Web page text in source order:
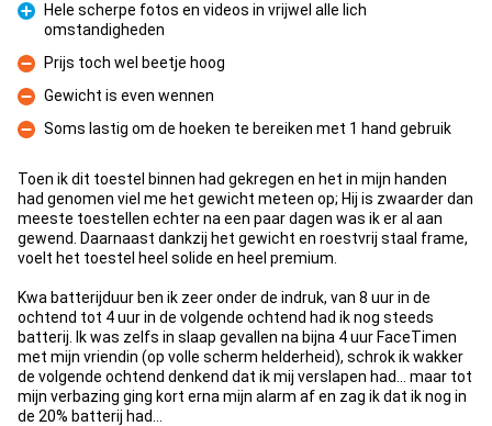
Fordel
Hele scherpe fotos en videos in vrijwel alle lich
omstandigheden
Ulempe
Prijs toch wel beetje hoog
Ulempe
Gewicht is even wennen
Ulempe
Soms lastig om de hoeken te bereiken met 1 hand gebruik
Toen ik dit toestel binnen had gekregen en het in mijn handen
had genomen viel me het gewicht meteen op; Hij is zwaarder dan
meeste toestellen echter na een paar dagen was ik er al aan
gewend. Daarnaast dankzij het gewicht en roestvrij staal frame,
voelt het toestel heel solide en heel premium.
Kwa batterijduur ben ik zeer onder de indruk, van 8 uur in de
ochtend tot 4 uur in de volgende ochtend had ik nog steeds
batterij. Ik was zelfs in slaap gevallen na bijna 4 uur FaceTimen
met mijn vriendin (op volle scherm helderheid), schrok ik wakker
de volgende ochtend denkend dat ik mij verslapen had… maar tot
mijn verbazing ging kort erna mijn alarm af en zag ik dat ik nog in
de 20% batterij had…